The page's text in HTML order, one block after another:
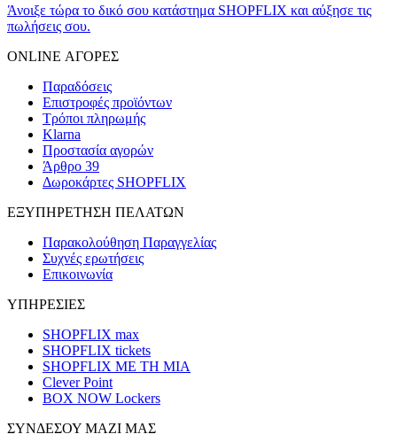
Άνοιξε τώρα το δικό σου κατάστημα SHOPFLIX και αύξησε τις
πωλήσεις σου.
ONLINE ΑΓΟΡΕΣ
Παραδόσεις
Επιστροφές προϊόντων
Τρόποι πληρωμής
Klarna
Προστασία αγορών
Άρθρο 39
Δωροκάρτες SHOPFLIX
ΕΞΥΠΗΡΕΤΗΣΗ ΠΕΛΑΤΩΝ
Παρακολούθηση Παραγγελίας
Συχνές ερωτήσεις
Επικοινωνία
ΥΠΗΡΕΣΙΕΣ
SHOPFLIX max
SHOPFLIX tickets
SHOPFLIX ΜΕ ΤΗ ΜΙΑ
Clever Point
BOX NOW Lockers
ΣΥΝΔΕΣΟΥ ΜΑΖΙ ΜΑΣ